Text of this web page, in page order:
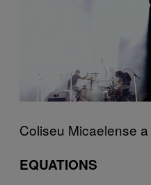
Coliseu Micaelense
EQUATIONS